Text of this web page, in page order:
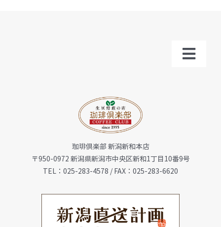
珈琲豆・特選ギフト
珈琲倶楽部 新潟新和本店
〒950-0972 新潟県新潟市中央区新和1丁目10番9号
TEL：025-283-4578 / FAX：025-283-6620